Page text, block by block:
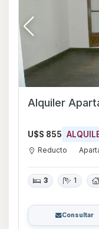
Alquiler
U$S 855
Reducto
3 1
Consultar